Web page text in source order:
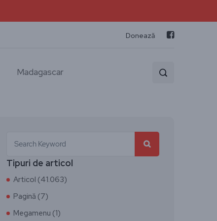
Donează
Madagascar
Tipuri de articol
Articol (41.063)
Pagină (7)
Megamenu (1)